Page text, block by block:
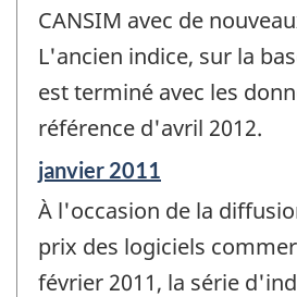
CANSIM avec de
L'ancien indice, sur la
est terminé avec les
référence d'avril 2012.
Période
de
référence
de
changement
-
janvier 2011
À l'occasion de la
prix des logiciels
février 2011, la série